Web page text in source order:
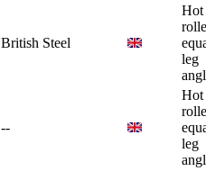
British Steel
Hot
leg
--
Hot
leg